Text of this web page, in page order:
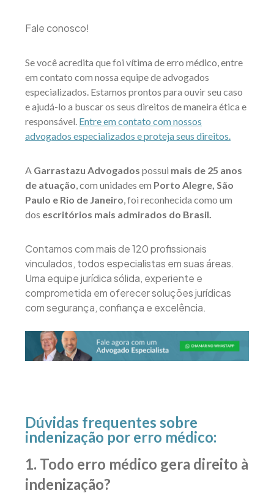
Fale conosco!
Se você acredita que foi vítima de erro médico, entre
em contato com nossa equipe de advogados
especializados. Estamos prontos para ouvir seu caso
e ajudá-lo a buscar os seus direitos de maneira ética e
responsável. Entre em contato com nossos
advogados especializados e proteja seus direitos.
A Garrastazu Advogados possui mais de 25 anos
de atuação , com unidades em Porto Alegre, São
Paulo e Rio de Janeiro , foi reconhecida como um
dos escritórios mais admirados do Brasil.
Contamos com mais de 120 profissionais
vinculados, todos especialistas em suas áreas.
Uma equipe jurídica sólida, experiente e
comprometida em oferecer soluções jurídicas
com segurança, confiança e excelência.
Dúvidas frequentes sobre
indenização por erro médico:
1. Todo erro médico gera direito à
indenização?